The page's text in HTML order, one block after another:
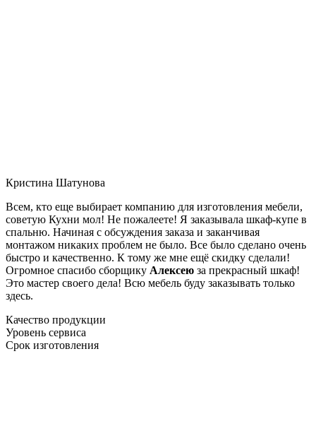
Кристина Шатунова
Всем, кто еще выбирает компанию для изготовления мебели,
советую Кухни мол! Не пожалеете! Я заказывала шкаф-купе в
спальню. Начиная с обсуждения заказа и заканчивая
монтажом никаких проблем не было. Все было сделано очень
быстро и качественно. К тому же мне ещё скидку сделали!
Огромное спасибо сборщику Алексею за прекрасный шкаф!
Это мастер своего дела! Всю мебель буду заказывать только
здесь.
Качество продукции
Уровень сервиса
Срок изготовления